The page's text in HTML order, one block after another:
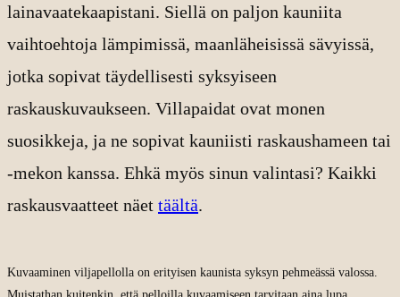
lainavaatekaapistani. Siellä on paljon kauniita
vaihtoehtoja lämpimissä, maanläheisissä sävyissä,
jotka sopivat täydellisesti syksyiseen
raskauskuvaukseen. Villapaidat ovat monen
suosikkeja, ja ne sopivat kauniisti raskaushameen tai
-mekon kanssa. Ehkä myös sinun valintasi? Kaikki
raskausvaatteet näet täältä.
Kuvaaminen viljapellolla on erityisen kaunista syksyn pehmeässä valossa.